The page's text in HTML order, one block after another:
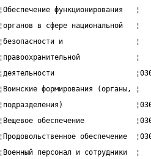
¦Обеспечение
¦органов в сфере
¦безопасности и
¦правоохранительной
¦деятельности
¦Воинские формирования
¦подразделения)
¦Вещевое обеспечение
¦Продовольственное обеспечение
¦Военный персонал и